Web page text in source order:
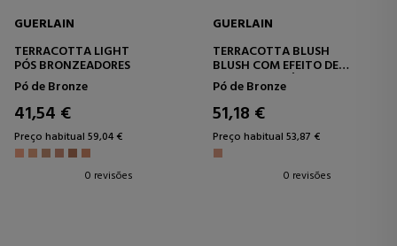
GUERLAIN
TERRACOTTA LIGHT
PÓS BRONZEADORES
Pó de Bronze
41,54 €
Preço habitual 59,04 €
0 revisões
GUERLAIN
TERRACOTTA BLUSH
BLUSH COM EFEITO DE
BRILHO SAUDÁVEL
Pó de Bronze
51,18 €
Preço habitual 53,87 €
0 revisões